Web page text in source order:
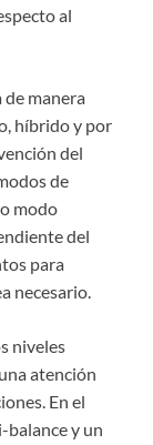
al
manera
híbrido y por
del
de
modo
del
para
necesario.
niveles
atención
En el
balance y un